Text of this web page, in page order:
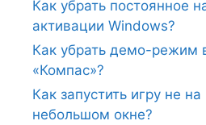
Как убрать постоянное
активации Windows?
Как убрать демо-режим
«Компас»?
Как запустить игру не
небольшом окне?